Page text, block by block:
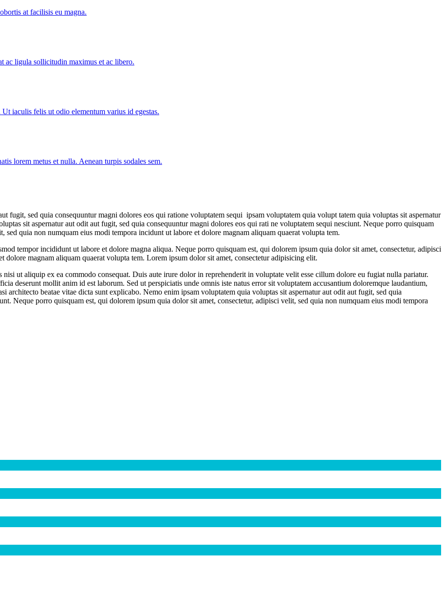
at facilisis eu magna.
ac ligula sollicitudin maximus et ac libero.
iaculis felis ut odio elementum varius id egestas.
lorem metus et nulla. Aenean turpis sodales sem.
fugit, sed quia consequuntur magni dolores eos qui ratione voluptatem sequi ipsam voluptatem quia volupt tatem quia voluptas sit aspernatur
sit aspernatur aut odit aut fugit, sed quia consequuntur magni dolores eos qui rati ne voluptatem sequi nesciunt. Neque porro quisquam
quia non numquam eius modi tempora incidunt ut labore et dolore magnam aliquam quaerat volupta tem.
tempor incididunt ut labore et dolore magna aliqua. Neque porro quisquam est, qui dolorem ipsum quia dolor sit amet, consectetur, adipisci
magnam aliquam quaerat volupta tem. Lorem ipsum dolor sit amet, consectetur adipisicing elit.
ut aliquip ex ea commodo consequat. Duis aute irure dolor in reprehenderit in voluptate velit esse cillum dolore eu fugiat nulla pariatur.
deserunt mollit anim id est laborum. Sed ut perspiciatis unde omnis iste natus error sit voluptatem accusantium doloremque laudantium,
architecto beatae vitae dicta sunt explicabo. Nemo enim ipsam voluptatem quia voluptas sit aspernatur aut odit aut fugit, sed quia
Neque porro quisquam est, qui dolorem ipsum quia dolor sit amet, consectetur, adipisci velit, sed quia non numquam eius modi tempora